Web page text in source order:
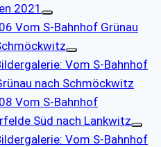
2021
Vom S-Bahnhof Grünau
Vom S-Bahnhof
nach Schmöckwitz
Vom S-Bahnhof
Süd nach Lankwitz
Vom S-Bahnhof